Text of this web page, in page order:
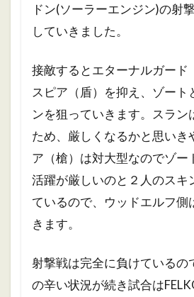
ドン(ソーラーエンジン)の射
していきました。
接敵するとエターナルガード
スピア（盾）を抑え、ゾート
ンを狙っていきます。スラン
ため、厳しくなるかと思いき
ア（槍）は対大型なのでゾー
活躍が厳しいのと２人のスキ
ているので、ウッドエルフ側
きます。
射撃戦は完全に負けているの
の辛い状況が続き試合は